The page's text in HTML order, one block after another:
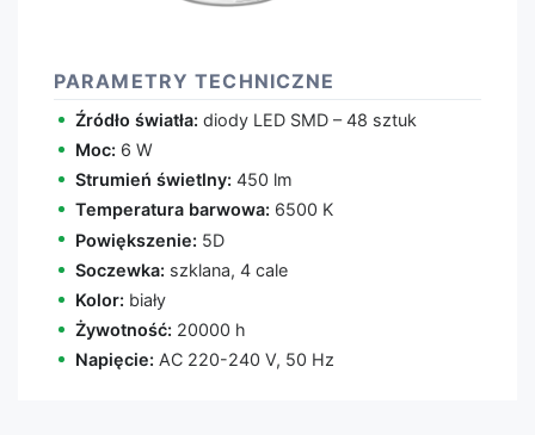
PARAMETRY TECHNICZNE
Źródło światła: diody LED SMD – 48 sztuk
Moc: 6 W
Strumień świetlny: 450 lm
Temperatura barwowa: 6500 K
Powiększenie: 5D
Soczewka: szklana, 4 cale
Kolor: biały
Żywotność: 20000 h
Napięcie: AC 220-240 V, 50 Hz